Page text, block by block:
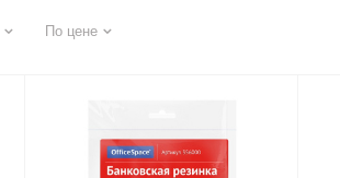
По цене